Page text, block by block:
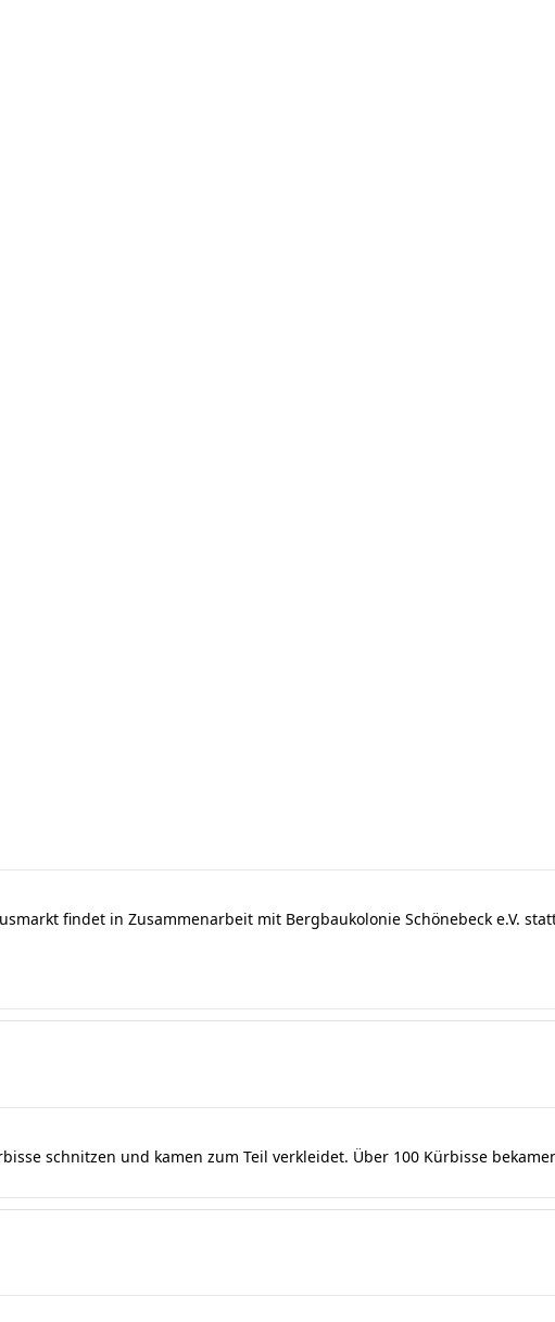
findet in Zusammenarbeit mit Bergbaukolonie Schönebeck e.V.
schnitzen und kamen zum Teil verkleidet. Über 100 Kürbisse